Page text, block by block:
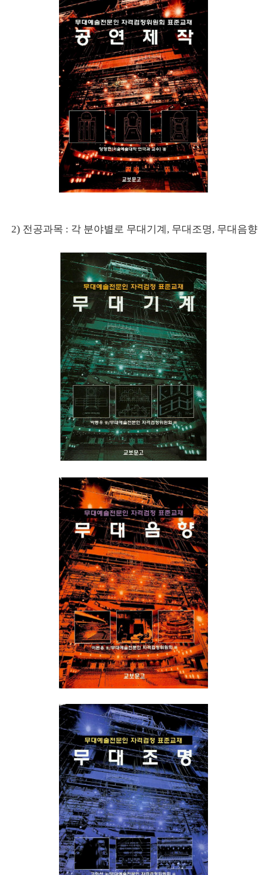
2) 전공과목 : 각 분야별로 무대기계, 무대조명, 무대음향